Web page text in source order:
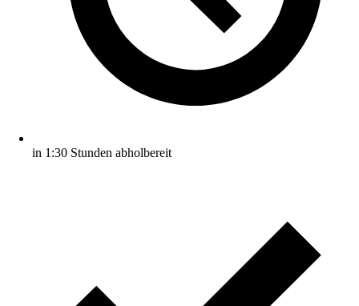
in 1:30 Stunden abholbereit